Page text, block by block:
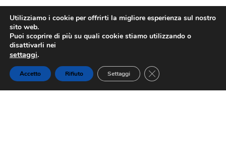
Utilizziamo i cookie per offrirti la migliore esperienza sul nostro
sito web.
Puoi scoprire di più su quali cookie stiamo utilizzando o
disattivarli nei
settaggi.
Accetto Rifiuto Settaggi Close GDPR Cookie